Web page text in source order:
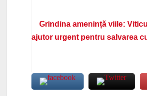
Grindina amenință viile:
ajutor urgent pentru salvarea